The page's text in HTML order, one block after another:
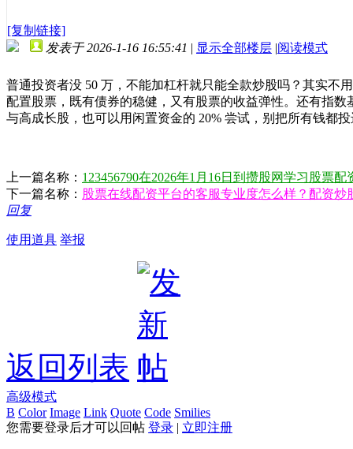
[复制链接]
发表于 2026-1-16 16:55:41 | 显示全部楼层 |阅读模式
普通投资者没 50 万，不能加杠杆就只能全款炒股吗？其实不
配置股票，既有债券的稳健，又有股票的收益弹性。还有指
与高成长股，也可以用闲置资金的 20% 尝试，别把所有钱都
上一篇名称： 123456790在2026年1月16日到攒股网学习股票配
下一篇名称： 股票在线配资平台的客服专业度怎么样？配资
回复
使用道具 举报
返回列表
高级模式
B Color Image Link Quote Code Smilies
您需要登录后才可以回帖 登录 | 立即注册